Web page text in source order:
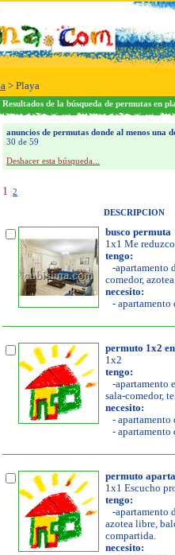
> Playa
Resultados de la búsqueda de permutas en
anuncios de permutas donde al menos una
30 de 59
Deshacer esta búsqueda...
1 2
DESCRIPCION
busco permuta
1x1 Me
tengo:
-apartamento
comedor,
necesito:
- apartamento
permuto 1x2
1x2
tengo:
-apartamento
sala-comedor,
necesito:
- apartamento
- apartamento
permuto
1x1 Escucho
tengo:
-apartamento
azotea libre,
compartida.
necesito: